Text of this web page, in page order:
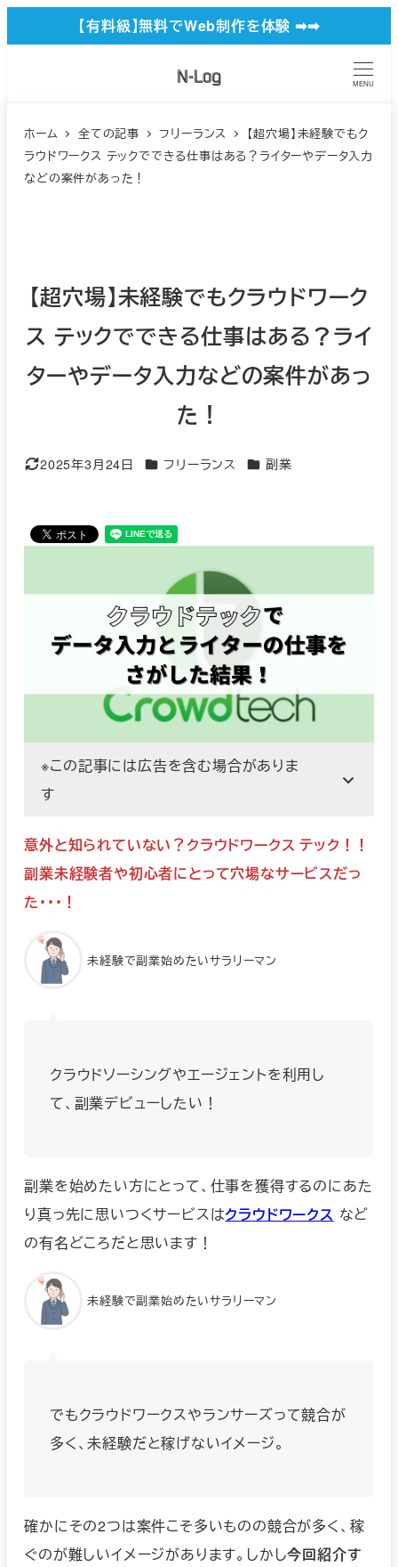
イ
【有料級】無料でWeb制作を体験 ➡︎➡︎
MENU
ホーム 全ての記事 フリーランス
【超穴場】未経験でもク
ラウドワークス テックでできる仕事はある？ライターやデータ入力
などの案件があった！
【超穴場】未経験でもクラウドワーク
ス テックでできる仕事はある？ライ
ターやデータ入力などの案件があっ
た！
更新日
2025年3月24日 カテゴリー
フリーランス カテゴリー
副業
※この記事には広告を含む場合がありま
す
意外と知られていない？クラウドワークス テック！！
副業未経験者や初心者にとって穴場なサービスだっ
た・・・！
未経験で副業始めたいサラリーマン
クラウドソーシングやエージェントを利用し
て、副業デビューしたい！
副業を始めたい方にとって、仕事を獲得するのにあた
り真っ先に思いつくサービスはクラウドワークス など
の有名どころだと思います！
未経験で副業始めたいサラリーマン
でもクラウドワークスやランサーズって競合が
多く、未経験だと稼げないイメージ。
確かにその2つは案件こそ多いものの競合が多く、稼
ぐのが難しいイメージがあります。しかし今回紹介す